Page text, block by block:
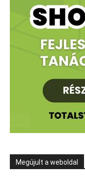
Megújult a weboldal